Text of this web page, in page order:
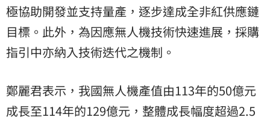
極協助開發並支持量產，逐步達成全非紅供應鏈
目標。此外，為因應無人機技術快速進展，採購
指引中亦納入技術迭代之機制。
鄭麗君表示，我國無人機產值由113年的50億元
成長至114年的129億元，整體成長幅度超過2.5